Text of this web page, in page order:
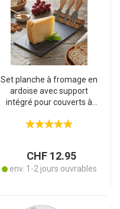
Set planche à fromage en
ardoise avec support
intégré pour couverts à
plateau de service en
CHF 12.95
env. 1-2 jours ouvrables